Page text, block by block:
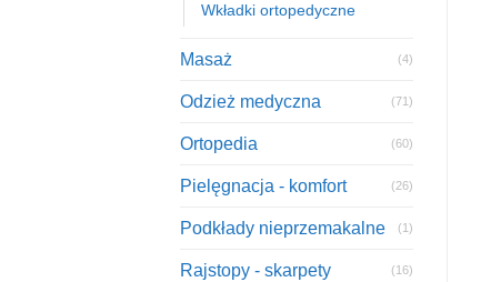
Wkładki ortopedyczne
Masaż (4)
Odzież medyczna (71)
Ortopedia (60)
Pielęgnacja - komfort (26)
Podkłady nieprzemakalne (1)
Rajstopy - skarpety (16)